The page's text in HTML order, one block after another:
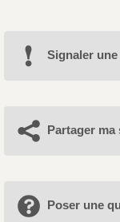
Signaler
Partager ma
Poser une